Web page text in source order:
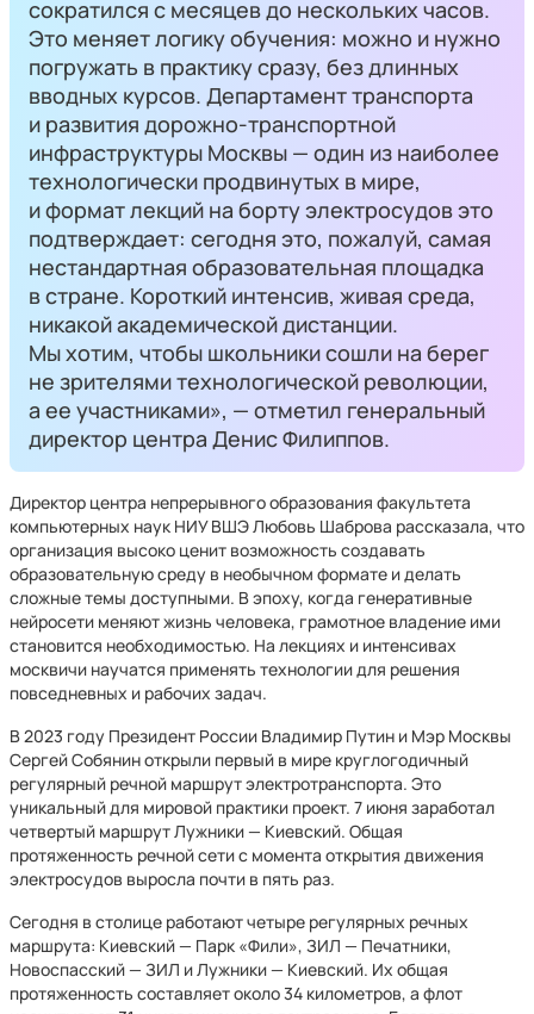
сократился с месяцев до нескольких часов.
Это меняет логику обучения: можно и нужно
погружать в практику сразу, без длинных
вводных курсов. Департамент транспорта
и развития дорожно-транспортной
инфраструктуры Москвы — один из наиболее
технологически продвинутых в мире,
и формат лекций на борту электросудов это
подтверждает: сегодня это, пожалуй, самая
нестандартная образовательная площадка
в стране. Короткий интенсив, живая среда,
никакой академической дистанции.
Мы хотим, чтобы школьники сошли на берег
не зрителями технологической революции,
а ее участниками», — отметил генеральный
директор центра Денис Филип­пов.
Директор центра непрерывного образования факультета
компьютерных наук НИУ ВШЭ Любовь Шаброва рассказала, что
организация высоко ценит возможность создавать
образовательную среду в необычном формате и делать
сложные темы доступными. В эпоху, когда генеративные
нейросети меняют жизнь человека, грамотное владение ими
становит­ся необходимостью. На лекциях и интенсивах
москвичи научатся применять технологии для решения
повседневных и рабочих задач.
В 2023 году Президент России Владимир Путин и Мэр Москвы
Сергей Собянин открыли первый в мире круглогодичный
регулярный речной маршрут электротранспорта. Это
уникальный для мировой практики проект. 7 июня заработал
четвертый маршрут Лужники — Киевский. Общая
протяженность речной сети с момента открытия движения
электросудов выросла почти в пять раз.
Сегодня в столице работают четыре регулярных речных
маршрута: Киевский — Парк «Фили», ЗИЛ — Печатники,
Новоспасский — ЗИЛ и Лужники — Киевский. Их общая
протяженность составляет около 34 километров, а флот